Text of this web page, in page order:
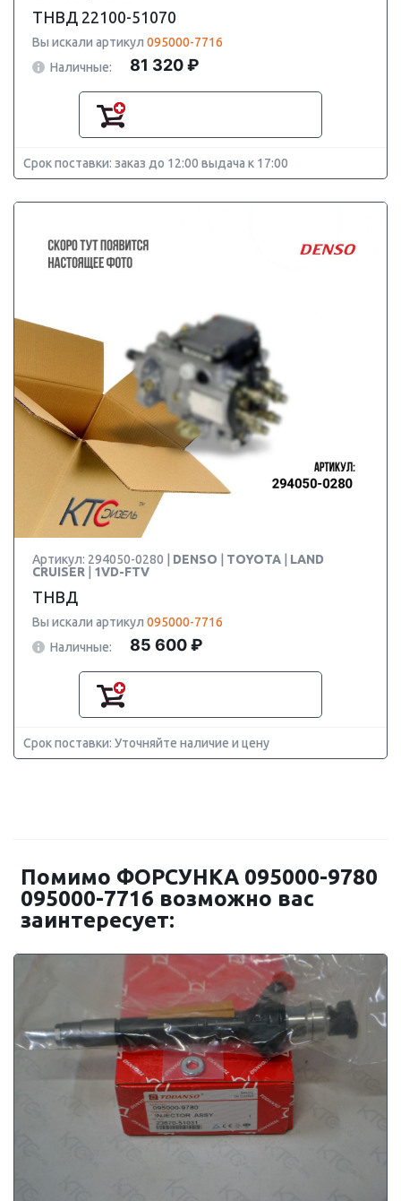
ТНВД 22100-51070
Вы искали артикул 095000-7716
Наличные:
81 320 ₽
Срок поставки: заказ до 12:00 выдача к 17:00
Артикул: 294050-0280 | DENSO TOYOTA
LAND
CRUISER
1VD-FTV
ТНВД
Вы искали артикул 095000-7716
Наличные:
85 600 ₽
Срок поставки: Уточняйте наличие и цену
Помимо ФОРСУНКА 095000-9780
095000-7716 возможно вас
заинтересует: